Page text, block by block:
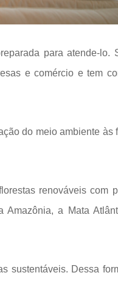
para atende-lo.
e comércio e tem
do meio ambiente às
renováveis com
Amazônia, a Mata
sustentáveis. Dessa